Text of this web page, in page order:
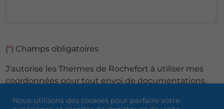
(*) Champs obligatoires
J'autorise les Thermes de Rochefort à utiliser mes
coordonnées pour tout envoi de documentations,
d’enquête de satisfaction et à des fins statistiques et
Nous utilisons des cookies pour parfaire votre